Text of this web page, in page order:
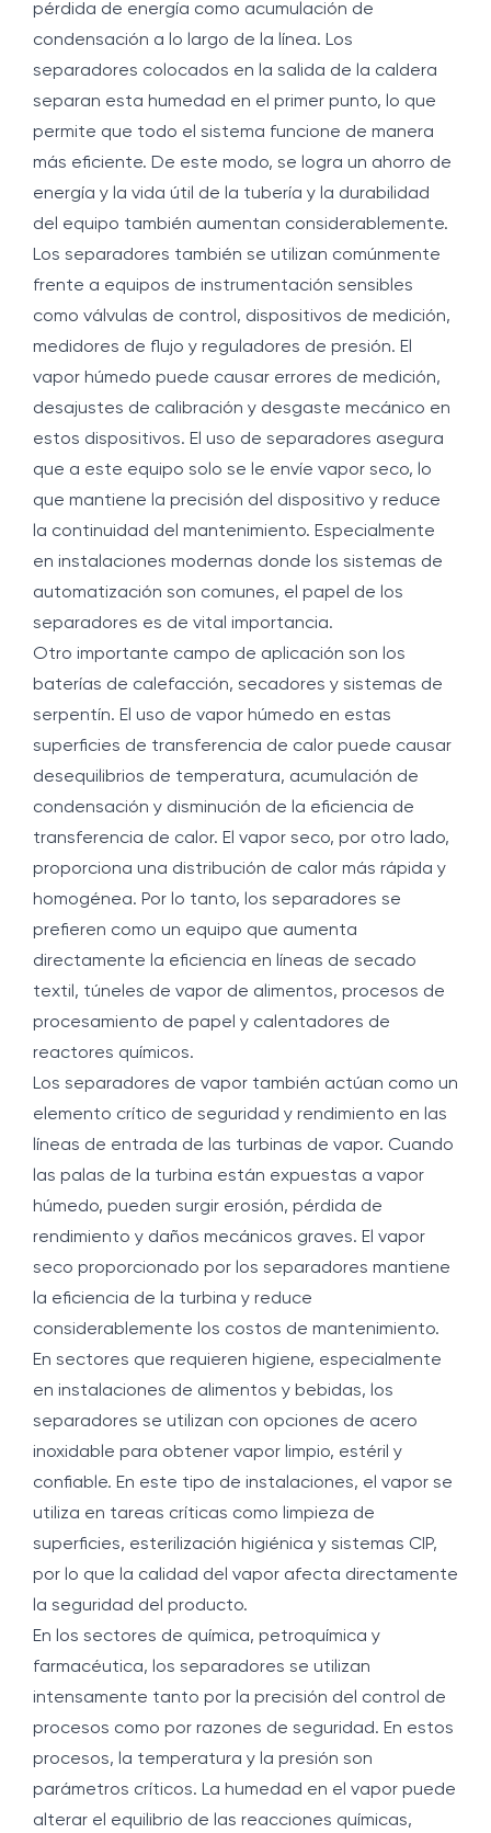
pérdida de energía como acumulación de
condensación a lo largo de la línea. Los
separadores colocados en la salida de la caldera
separan esta humedad en el primer punto, lo que
permite que todo el sistema funcione de manera
más eficiente. De este modo, se logra un ahorro de
energía y la vida útil de la tubería y la durabilidad
del equipo también aumentan considerablemente.
Los separadores también se utilizan comúnmente
frente a equipos de instrumentación sensibles
como válvulas de control, dispositivos de medición,
medidores de flujo y reguladores de presión. El
vapor húmedo puede causar errores de medición,
desajustes de calibración y desgaste mecánico en
estos dispositivos. El uso de separadores asegura
que a este equipo solo se le envíe vapor seco, lo
que mantiene la precisión del dispositivo y reduce
la continuidad del mantenimiento. Especialmente
en instalaciones modernas donde los sistemas de
automatización son comunes, el papel de los
separadores es de vital importancia.
Otro importante campo de aplicación son los
baterías de calefacción, secadores y sistemas de
serpentín. El uso de vapor húmedo en estas
superficies de transferencia de calor puede causar
desequilibrios de temperatura, acumulación de
condensación y disminución de la eficiencia de
transferencia de calor. El vapor seco, por otro lado,
proporciona una distribución de calor más rápida y
homogénea. Por lo tanto, los separadores se
prefieren como un equipo que aumenta
directamente la eficiencia en líneas de secado
textil, túneles de vapor de alimentos, procesos de
procesamiento de papel y calentadores de
reactores químicos.
Los separadores de vapor también actúan como un
elemento crítico de seguridad y rendimiento en las
líneas de entrada de las turbinas de vapor. Cuando
las palas de la turbina están expuestas a vapor
húmedo, pueden surgir erosión, pérdida de
rendimiento y daños mecánicos graves. El vapor
seco proporcionado por los separadores mantiene
la eficiencia de la turbina y reduce
considerablemente los costos de mantenimiento.
En sectores que requieren higiene, especialmente
en instalaciones de alimentos y bebidas, los
separadores se utilizan con opciones de acero
inoxidable para obtener vapor limpio, estéril y
confiable. En este tipo de instalaciones, el vapor se
utiliza en tareas críticas como limpieza de
superficies, esterilización higiénica y sistemas CIP,
por lo que la calidad del vapor afecta directamente
la seguridad del producto.
En los sectores de química, petroquímica y
farmacéutica, los separadores se utilizan
intensamente tanto por la precisión del control de
procesos como por razones de seguridad. En estos
procesos, la temperatura y la presión son
parámetros críticos. La humedad en el vapor puede
alterar el equilibrio de las reacciones químicas,